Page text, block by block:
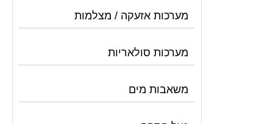
מערכות אזעקה / מצלמות
מערכות סולאריות
משאבות מים